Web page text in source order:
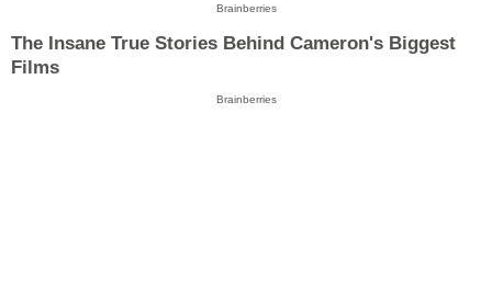
Brainberries
The Insane True Stories Behind Cameron's Biggest
Films
Brainberries